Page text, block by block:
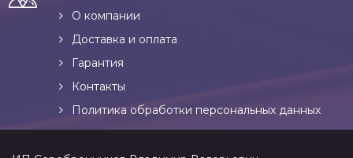
О компании
Доставка и оплата
Гарантия
Контакты
Политика обработки персональных данных